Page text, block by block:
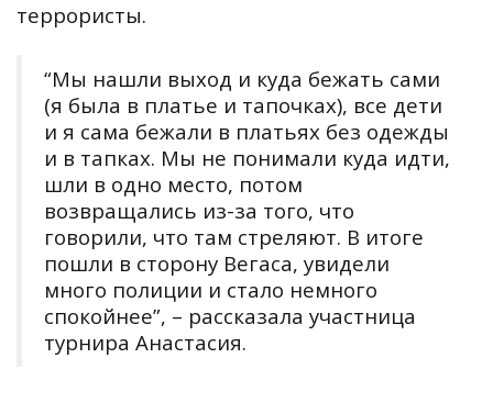
террористы.
“Мы нашли выход и куда бежать сами
(я была в платье и тапочках), все дети
и я сама бежали в платьях без одежды
и в тапках. Мы не понимали куда идти,
шли в одно место, потом
возвращались из-за того, что
говорили, что там стреляют. В итоге
пошли в сторону Вегаса, увидели
много полиции и стало немного
спокойнее”, – рассказала участница
турнира Анастасия.